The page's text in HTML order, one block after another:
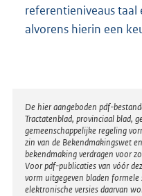
referentieniveaus
alvorens hierin een
Disclaimer
De hier aangeboden pdf-
Tractatenblad, provinciaal blad,
gemeenschappelijke regeling
zin van de Bekendmakingswet
bekendmaking verdragen voor
Voor pdf-publicaties van vóór
vorm uitgegeven bladen
elektronische versies daarvan